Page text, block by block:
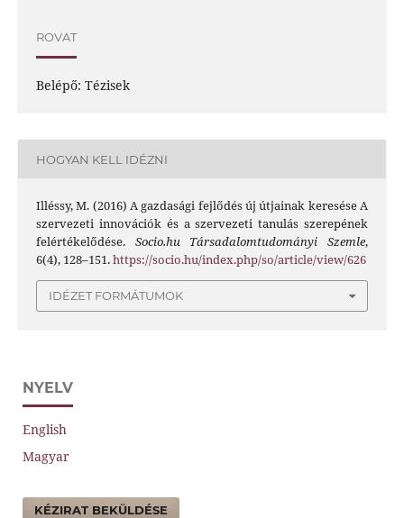
ROVAT
Belépő: Tézisek
HOGYAN KELL IDÉZNI
Illéssy, M. (2016) A gazdasági fejlődés új útjainak keresése A
szervezeti innovációk és a szervezeti tanulás szerepének
felértékelődése. Socio.hu Társadalomtudományi Szemle,
6(4), 128–151.https://socio.hu/index.php/so/article/view/626
IDÉZET FORMÁTUMOK
NYELV
English
Magyar
KÉZIRAT BEKÜLDÉSE